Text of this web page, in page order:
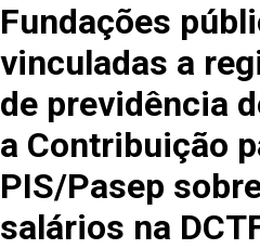
Fundações
vinculadas a
de previdência
a Contribuição
PIS/Pasep
salários na